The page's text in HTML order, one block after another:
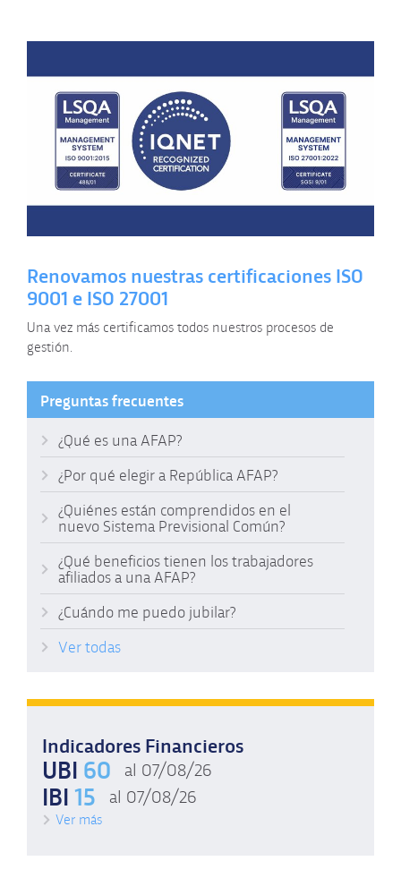
Renovamos nuestras certificaciones ISO
9001 e ISO 27001
Una vez más certificamos todos nuestros procesos de
gestión.
Preguntas frecuentes
¿Qué es una AFAP?
¿Por qué elegir a República AFAP?
¿Quiénes están comprendidos en el
nuevo Sistema Previsional Común?
¿Qué beneficios tienen los trabajadores
afiliados a una AFAP?
¿Cuándo me puedo jubilar?
Ver todas
Indicadores Financieros
UBI 60 al 07/08/26
IBI15 al 07/08/26
Ver más